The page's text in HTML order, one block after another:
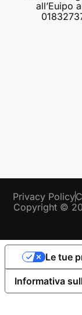
all’Euipo
Copyright ©
Privacy Policy
Informativa
Le tue